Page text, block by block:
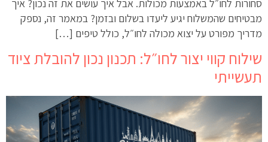
סחורות לחו״ל באמצעות מכולות. אבל איך עושים את זה נכון? איך
מבטיחים שהמשלוח יגיע ליעדו בשלום ובזמן? במאמר זה, נספק
מדריך מפורט על יצוא מכולה לחו״ל, כולל טיפים […]
שילוח קווי יצור לחו״ל: תכנון נכון להובלת ציוד
תעשייתי